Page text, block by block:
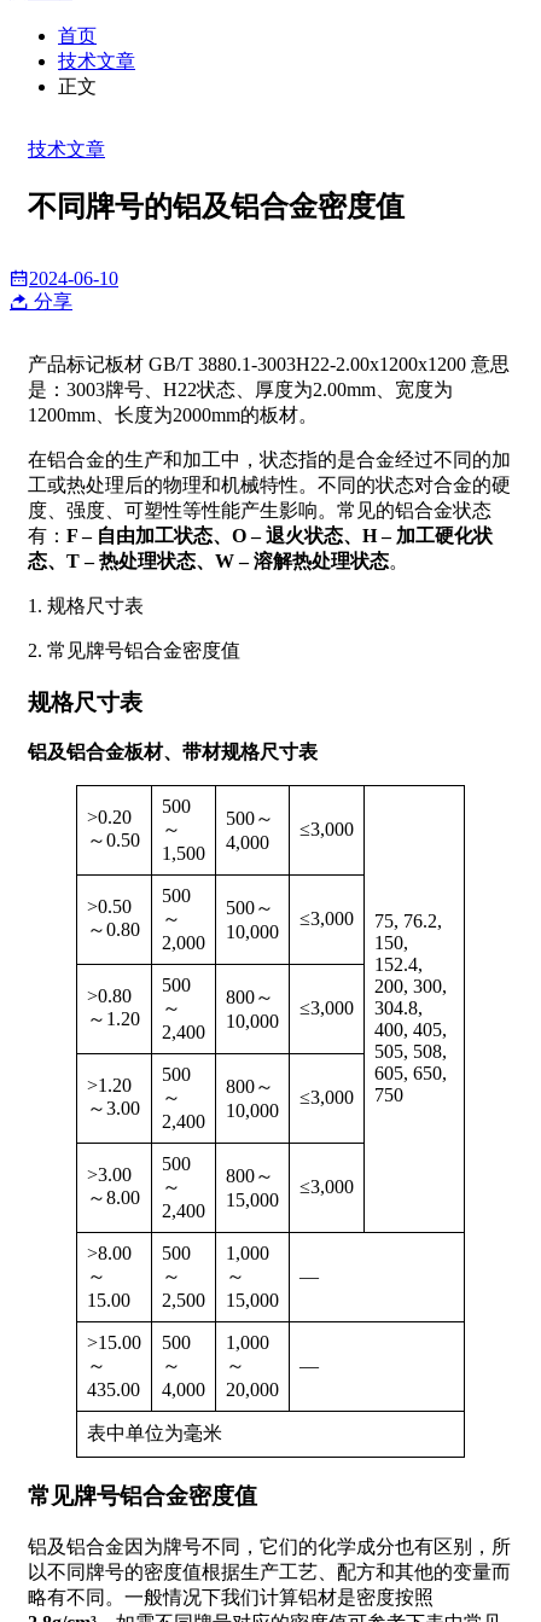
首页
技术文章
正文
技术文章
不同牌号的铝及铝合金密度值
2024-06-10
分享
产品标记板材 GB/T 3880.1-3003H22-2.00x1200x1200 意思
是：3003牌号、H22状态、厚度为2.00mm、宽度为
1200mm、长度为2000mm的板材。
在铝合金的生产和加工中，状态指的是合金经过不同的加
工或热处理后的物理和机械特性。不同的状态对合金的硬
度、强度、可塑性等性能产生影响。常见的铝合金状态
有： F – 自由加工状态、 O – 退火状态、 H – 加工硬化状
态、 T – 热处理状态、 W – 溶解热处理状态。
1. 规格尺寸表
2. 常见牌号铝合金密度值
规格尺寸表
铝及铝合金板材、带材规格尺寸表
>0.20
～0.50
500
～
1,500
500～
4,000
≤3,000
75, 76.2,
150,
152.4,
200, 300,
304.8,
400, 405,
505, 508,
605, 650,
750
>0.50
～0.80
500
～
2,000
500～
10,000
≤3,000
>0.80
～1.20
500
～
2,400
800～
10,000
≤3,000
>1.20
～3.00
500
～
2,400
800～
10,000
≤3,000
>3.00
～8.00
500
～
2,400
800～
15,000
≤3,000
>8.00
～
15.00
500
～
2,500
1,000
～
15,000
—
>15.00
～
435.00
500
～
4,000
1,000
～
20,000
—
表中单位为毫米
常见牌号铝合金密度值
铝及铝合金因为牌号不同，它们的化学成分也有区别，所
以不同牌号的密度值根据生产工艺、配方和其他的变量而
略有不同。一般情况下我们计算铝材是密度按照